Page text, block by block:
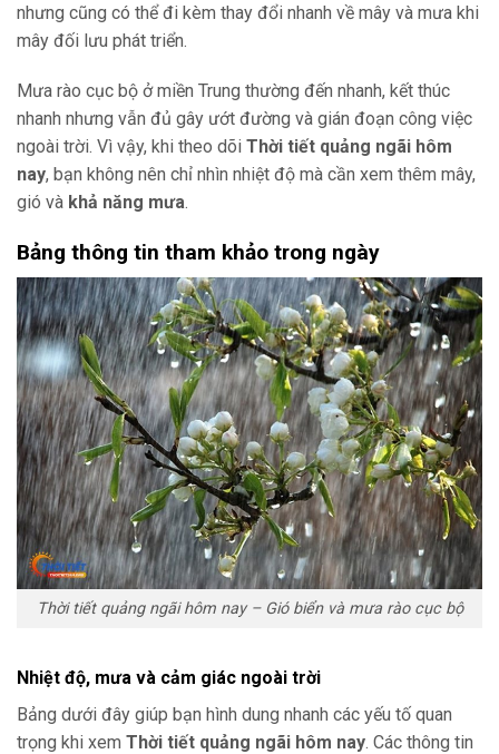
nhưng cũng có thể đi kèm thay đổi nhanh về mây và mưa khi
mây đối lưu phát triển.
Mưa rào cục bộ ở miền Trung thường đến nhanh, kết thúc
nhanh nhưng vẫn đủ gây ướt đường và gián đoạn công việc
ngoài trời. Vì vậy, khi theo dõi Thời tiết quảng ngãi hôm
nay, bạn không nên chỉ nhìn nhiệt độ mà cần xem thêm mây,
gió và khả năng mưa.
Bảng thông tin tham khảo trong ngày
Thời tiết quảng ngãi hôm nay – Gió biển và mưa rào cục bộ
Nhiệt độ, mưa và cảm giác ngoài trời
Bảng dưới đây giúp bạn hình dung nhanh các yếu tố quan
trọng khi xem Thời tiết quảng ngãi hôm nay. Các thông tin